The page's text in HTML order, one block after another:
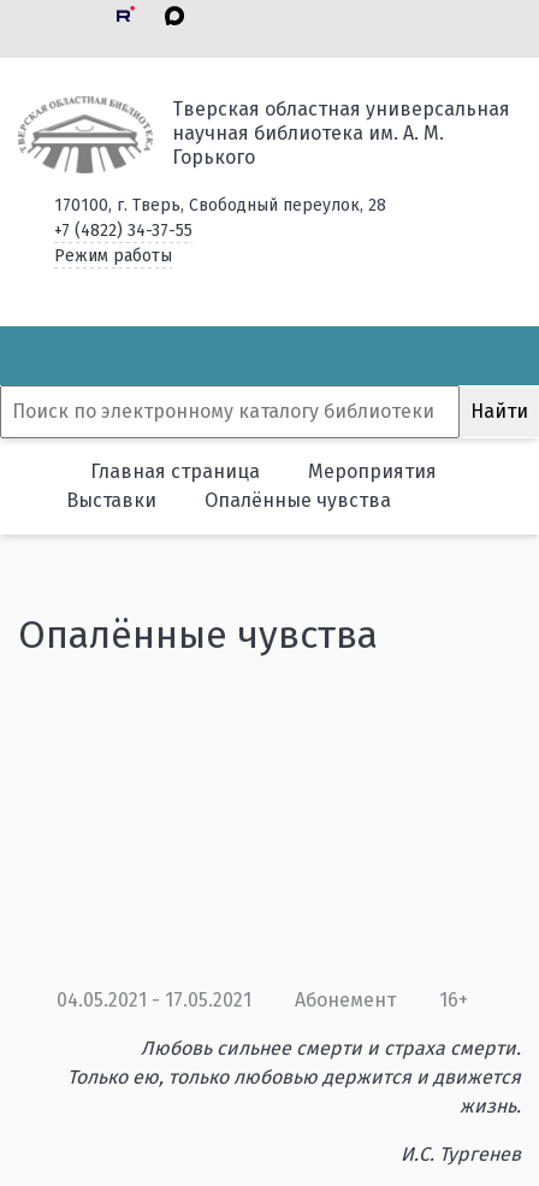
Тверская областная универсальная
научная библиотека им. А. М.
Горького
170100, г. Тверь, Свободный переулок, 28
+7 (4822) 34-37-55
Режим работы
Главная страница
Мероприятия
Выставки
Опалённые чувства
Опалённые чувства
04.05.2021 - 17.05.2021 Абонемент 16+
Любовь сильнее смерти и страха смерти.
Только ею, только любовью держится и движется
жизнь.
И.С. Тургенев